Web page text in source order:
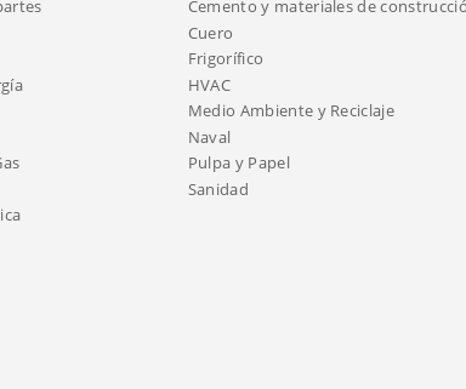
Cemento y materiales de
Cuero
Frigorífico
HVAC
Medio Ambiente y Reciclaje
Naval
Pulpa y Papel
Sanidad